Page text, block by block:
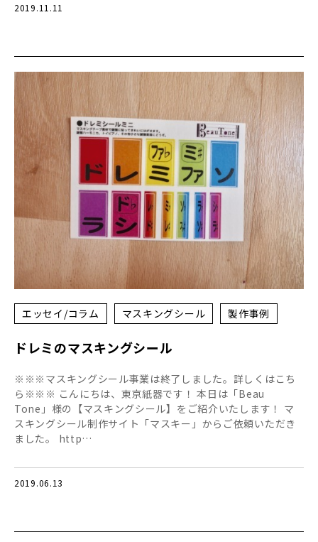
2019.11.11
エッセイ/コラム マスキングシール 製作事例
ドレミのマスキングシール
※※※マスキングシール事業は終了しました。詳しくはこち
ら※※※ こんにちは、東京紙器です！ 本日は「Beau
Tone」様の【マスキングシール】をご紹介いたします！ マ
スキングシール制作サイト「マスキー」からご依頼いただき
ました。 http…
2019.06.13